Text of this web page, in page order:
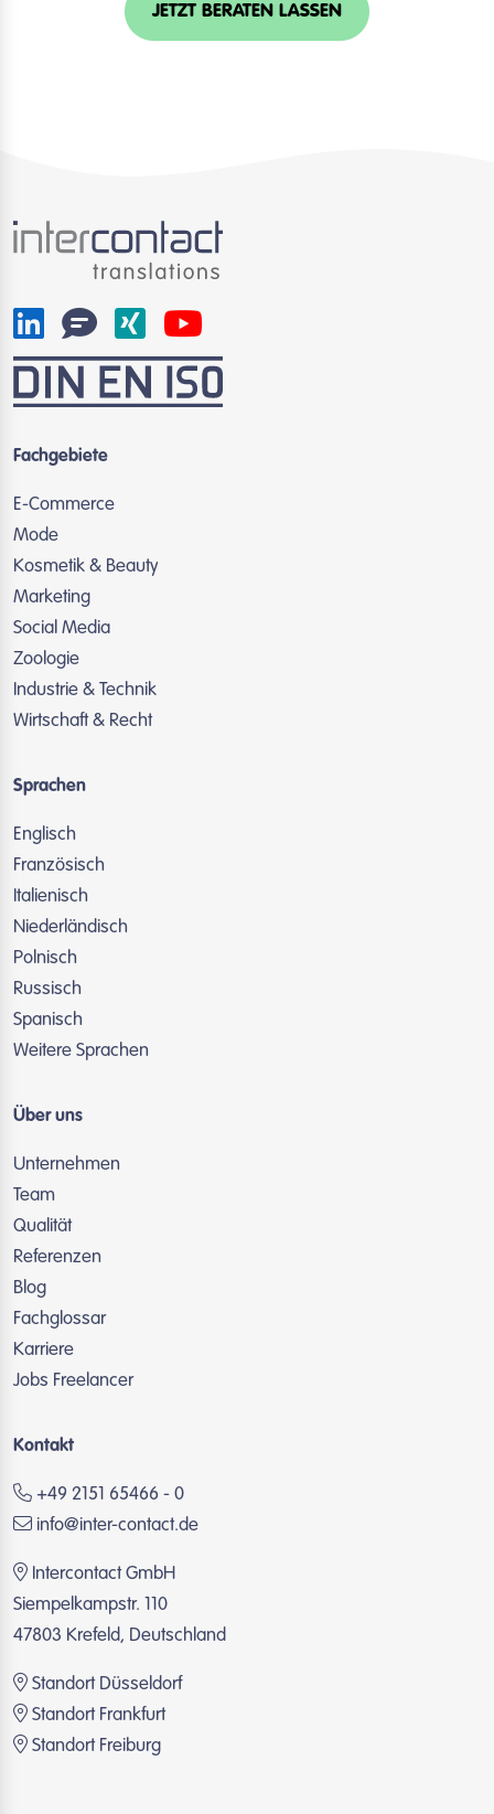
JETZT BERATEN LASSEN
Fachgebiete
E-Commerce
Mode
Kosmetik & Beauty
Marketing
Social Media
Zoologie
Industrie & Technik
Wirtschaft & Recht
Sprachen
Englisch
Französisch
Italienisch
Niederländisch
Polnisch
Russisch
Spanisch
Weitere Sprachen
Über uns
Unternehmen
Team
Qualität
Referenzen
Blog
Fachglossar
Karriere
Jobs Freelancer
Kontakt
+49 2151 65466 - 0
info@inter-contact.de
Intercontact GmbH
Siempelkampstr. 110
47803 Krefeld, Deutschland
Standort Düsseldorf
Standort Frankfurt
Standort Freiburg